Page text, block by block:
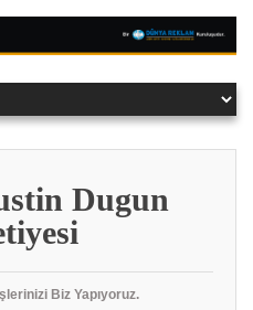
Dugun
Biz Yapıyoruz.